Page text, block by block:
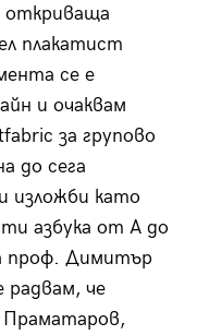
откриваща
плакатист
се е
и очаквам
за групово
до сега
изложби като
азбука от А до
проф. Димитър
че
Праматаров,